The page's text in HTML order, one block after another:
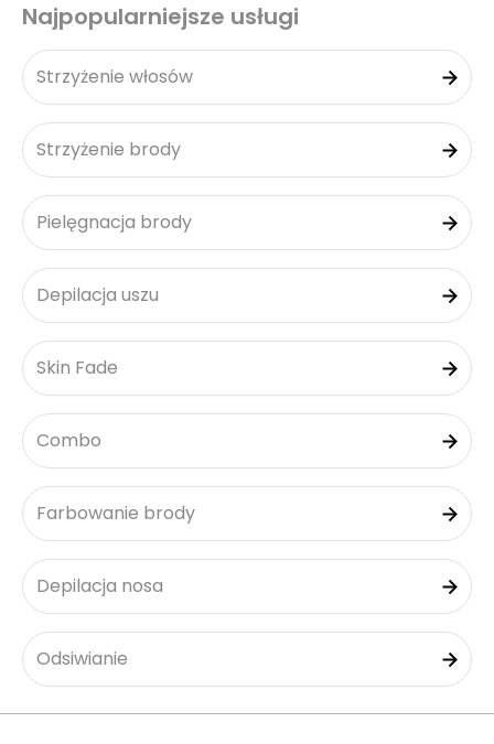
Najpopularniejsze usługi
Strzyżenie włosów
Strzyżenie brody
Pielęgnacja brody
Depilacja uszu
Skin Fade
Combo
Farbowanie brody
Depilacja nosa
Odsiwianie